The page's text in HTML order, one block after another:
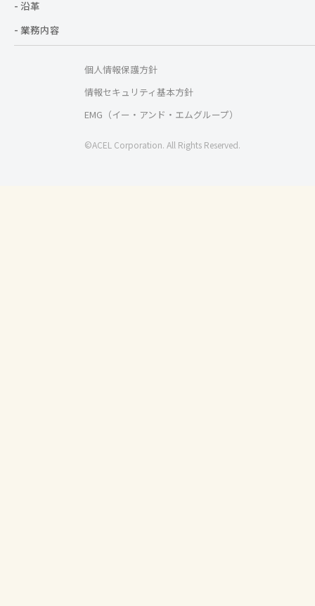
- 沿革
- 業務内容
個人情報保護方針
情報セキュリティ基本方針
EMG（イー・アンド・エムグループ）